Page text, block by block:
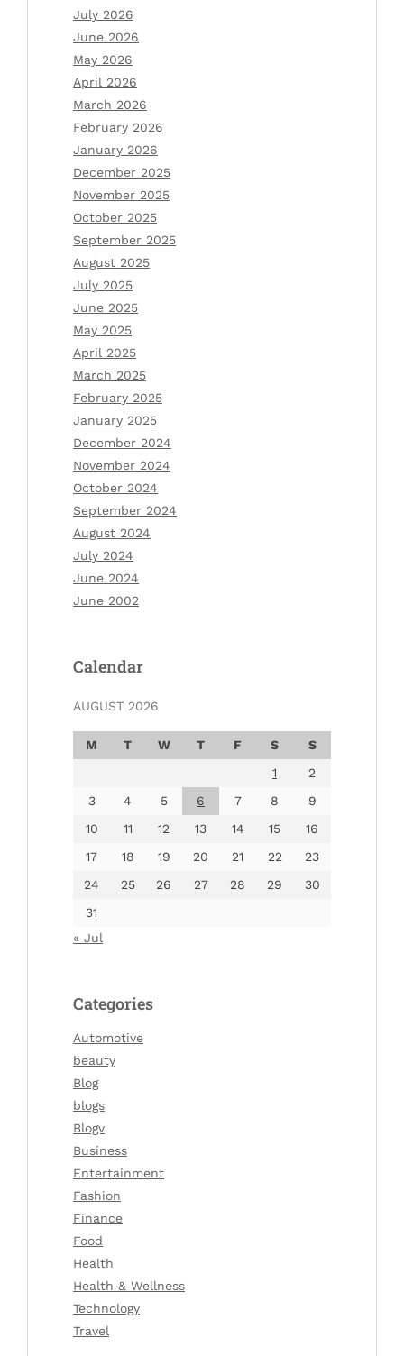
July 2026
June 2026
May 2026
April 2026
March 2026
February 2026
January 2026
December 2025
November 2025
October 2025
September 2025
August 2025
July 2025
June 2025
May 2025
April 2025
March 2025
February 2025
January 2025
December 2024
November 2024
October 2024
September 2024
August 2024
July 2024
June 2024
June 2002
Calendar
AUGUST 2026
M T W T F S
S
1
2
3
4 5 6 7 8
9
10
11 12 13 14 15
16
17
18 19 20 21 22
23
24
25 26 27 28 29
30
31
« Jul
Categories
Automotive
beauty
Blog
blogs
Blogv
Business
Entertainment
Fashion
Finance
Food
Health
Health & Wellness
Technology
Travel